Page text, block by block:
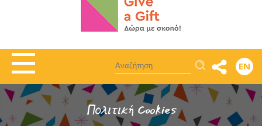
Αναζήτηση EN
Πολιτική Cookies